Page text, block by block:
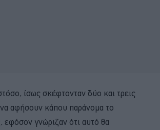
ίσως σκέφτονταν δύο και τρεις
αφήσουν κάπου παράνομα το
εφόσον γνώριζαν ότι αυτό θα